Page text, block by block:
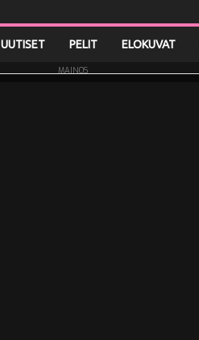
UUTISET PELIT ELOKUVAT
MAINOS